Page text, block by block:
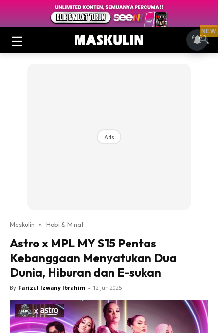
Ads
Maskulin » Hobi & Minat
Astro x MPL MY S15 Pentas
Kebanggaan Menyatukan Dua
Dunia, Hiburan dan E-sukan
By Farizul Izwany Ibrahim - 12 Jun 2025
NEW